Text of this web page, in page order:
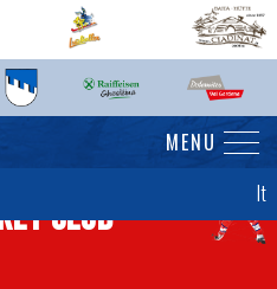
It
MENU
Club